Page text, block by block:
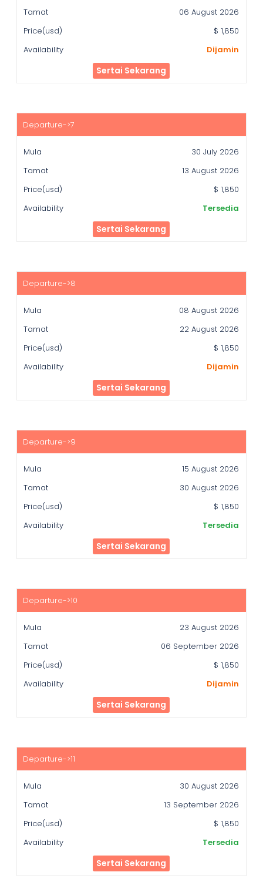
06 August 2026
$ 1,850
Dijamin
Sertai Sekarang
30 July 2026
13 August 2026
$ 1,850
Tersedia
Sertai Sekarang
08 August 2026
22 August 2026
$ 1,850
Dijamin
Sertai Sekarang
15 August 2026
30 August 2026
$ 1,850
Tersedia
Sertai Sekarang
23 August 2026
06 September 2026
$ 1,850
Dijamin
Sertai Sekarang
30 August 2026
13 September 2026
$ 1,850
Tersedia
Sertai Sekarang